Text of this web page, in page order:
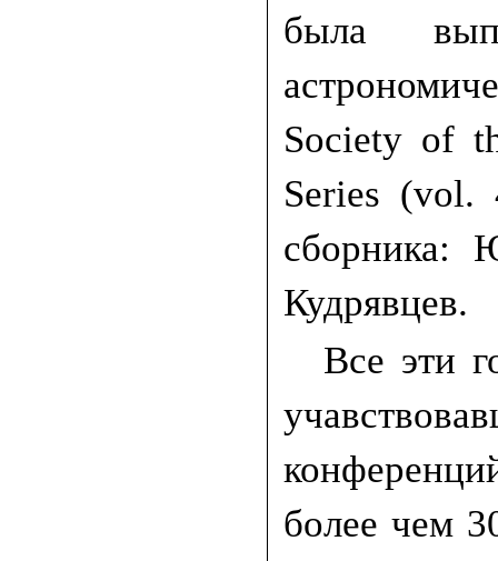
была
Society of
Series (vol.
Кудрявцев.
Все эти
более чем